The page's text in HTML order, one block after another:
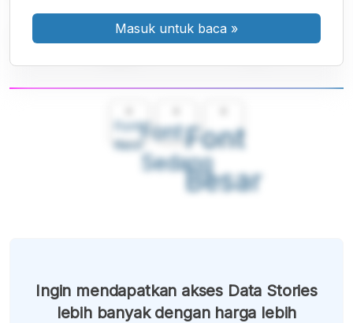
Font
Kecil
Font
Sedang
Font
Besar
Masuk untuk baca »
Ingin mendapatkan akses Data Stories
lebih banyak dengan harga lebih